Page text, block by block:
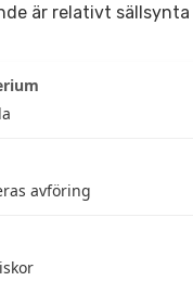
är relativt sällsynta
avföring